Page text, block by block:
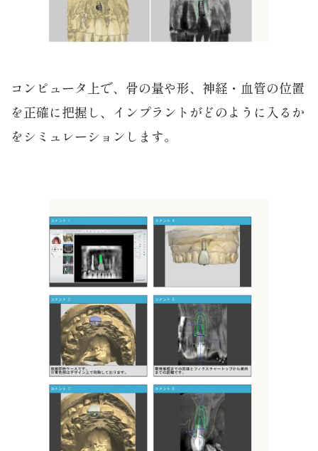
コンピュータ上で、骨の量や形、神経・血管の位置
を正確に把握し、インプラントがどのように入るか
をシミュレーションします。